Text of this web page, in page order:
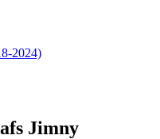
2024)
Jimny